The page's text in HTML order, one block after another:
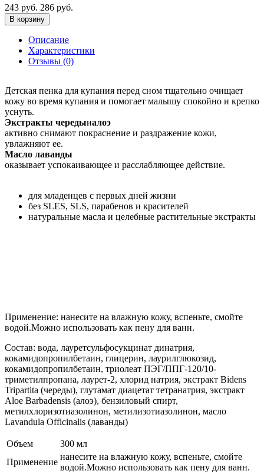
243 руб. 286 руб.
В корзину
Описание
Характеристики
Отзывы (0)
Детская пенка для купания перед сном тщательно очищает
кожу во время купания и помогает малышу спокойно и крепко
уснуть.
Экстракты чередыиалоэ
активно снимают покраснение и раздражение кожи,
увлажняют ее.
Масло лаванды
оказывает успокаивающее и расслабляющее действие.
для младенцев с первых дней жизни
без SLES, SLS, парабенов и красителей
натуральные масла и целебные растительные экстракты
Применение: нанесите на влажную кожу, вспеньте, смойте
водой.Можно использовать как пену для ванн.
Состав: вода, лауретсульфосукцинат динатрия,
кокамидопропилбетаин, глицерин, лаурилглюкозид,
кокамидопропилбетаин, триолеат ПЭГ/ППГ-120/10-
триметилпропана, лаурет-2, хлорид натрия, экстракт Bidens
Tripartita (череды), глутамат диацетат тетранатрия, экстракт
Aloe Barbadensis (алоэ), бензиловый спирт,
метилхлоризотиазолинон, метилизотиазолинон, масло
Lavandula Officinalis (лаванды)
Объем
300 мл
Применение
нанесите на влажную кожу, вспеньте, смойте
водой.Можно использовать как пену для ванн.